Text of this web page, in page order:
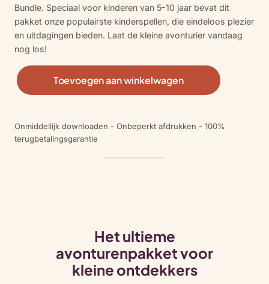
op
klantbeoorde
lingen
Bundle. Speciaal voor kinderen van 5-10 jaar bevat dit
pakket onze populairste kinderspellen, die eindeloos plezier
en uitdagingen bieden. Laat de kleine avonturier vandaag
nog los!
K
o
B
Toevoegen aan winkelwagen
Onmiddellijk downloaden - Onbeperkt afdrukken - 100%
terugbetalingsgarantie
Het ultieme
avonturenpakket voor
kleine ontdekkers